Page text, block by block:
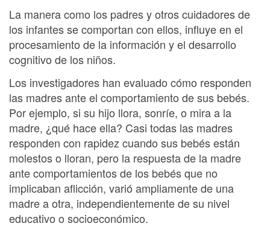
La manera como los padres y otros cuidadores de
los infantes se comportan con ellos, influye en el
procesamiento de la información y el desarrollo
cognitivo de los niños.
Los investigadores han evaluado cómo responden
las madres ante el comportamiento de sus bebés.
Por ejemplo, si su hijo llora, sonríe, o mira a la
madre, ¿qué hace ella? Casi todas las madres
responden con rapidez cuando sus bebés están
molestos o lloran, pero la respuesta de la madre
ante comportamientos de los bebés que no
implicaban aflicción, varió ampliamente de una
madre a otra, independientemente de su nivel
educativo o socioeconómico.